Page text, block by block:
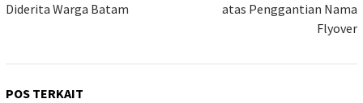
Diderita Warga Batam
atas Penggantian Nama
Flyover
POS TERKAIT